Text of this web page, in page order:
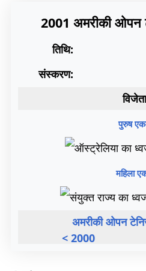
2001 अमरीकी ओपन
तिथि:
संस्करण:
विजेता
पुरुष
महिला
अमरीकी ओपन
< 2000